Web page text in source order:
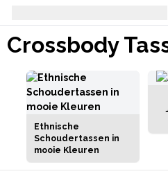
Crossbody
Ethnische
Schoudertassen in
mooie Kleuren